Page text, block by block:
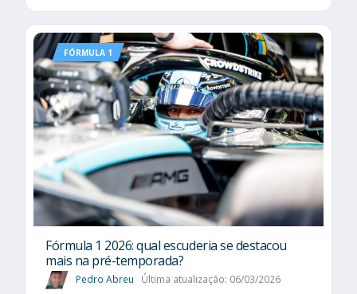
FÓRMULA 1
Fórmula 1 2026: qual escuderia se destacou
mais na pré-temporada?
Pedro Abreu Última atualização: 06/03/2026